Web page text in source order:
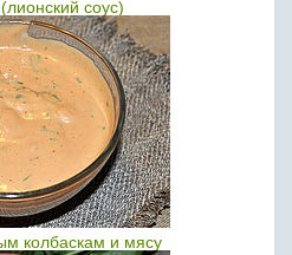
соус)
колбаскам и мясу